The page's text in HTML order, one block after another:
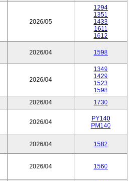
2026/05
1294
1351
1433
1611
1612
2026/04 1598
2026/04
1349
1429
1523
1598
2026/04 1730
2026/04
PY140
PM140
2026/04 1582
2026/04 1560